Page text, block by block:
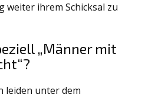
weiter ihrem Schicksal zu
„Männer mit
leiden unter dem